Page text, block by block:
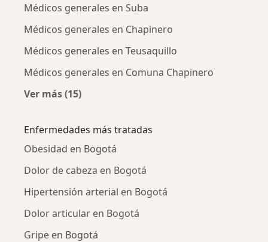
Médicos generales en Suba
Médicos generales en Chapinero
Médicos generales en Teusaquillo
Médicos generales en Comuna Chapinero
Ver más (15)
Enfermedades más tratadas
Obesidad en Bogotá
Dolor de cabeza en Bogotá
Hipertensión arterial en Bogotá
Dolor articular en Bogotá
Gripe en Bogotá